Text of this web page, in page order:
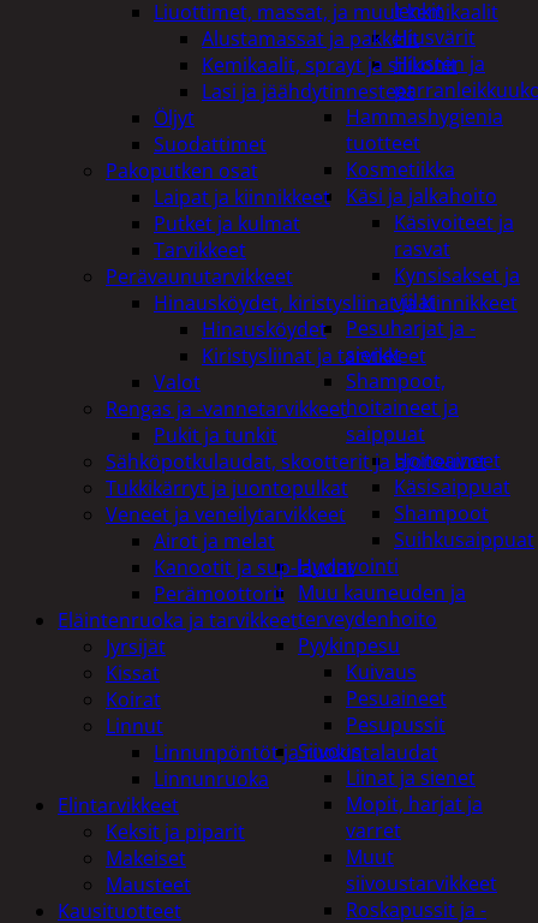
lenkit
Hiusvärit
Hiusten ja
Hammashygienia
tuotteet
Kosmetiikka
Käsi ja jalkahoito
Käsivoiteet ja
rasvat
Kynsisakset ja
viilat
Pesuharjat ja -
sienet
Shampoot,
hoitaineet ja
saippuat
Hoitoaineet
Käsisaippuat
Shampoot
Suihkusaippuat
Hyvinvointi
Muu kauneuden ja
terveydenhoito
Pyykinpesu
Kuivaus
Pesuaineet
Pesupussit
Siivous
Liinat ja sienet
Mopit, harjat ja
varret
Muut
siivoustarvikkeet
Roskapussit ja -
Liuottimet, massat, ja muut kemikaalit
Alustamassat ja pakkelit
Kemikaalit, sprayt ja silikonit
Lasi ja jäähdytinnesteet
Öljyt
Suodattimet
Pakoputken osat
Laipat ja kiinnikkeet
Putket ja kulmat
Tarvikkeet
Perävaunutarvikkeet
Hinausköydet, kiristysliinat ja kiinnikkeet
Hinausköydet
Kiristysliinat ja tarvikkeet
Valot
Rengas ja -vannetarvikkeet
Pukit ja tunkit
Sähköpotkulaudat, skootterit ja ajoneuvot
Tukkikärryt ja juontopulkat
Veneet ja veneilytarvikkeet
Airot ja melat
Kanootit ja sup-laudat
Perämoottorit
Eläintenruoka ja tarvikkeet
Jyrsijät
Kissat
Koirat
Linnut
Linnunpöntöt ja ruokintalaudat
Linnunruoka
Elintarvikkeet
Keksit ja piparit
Makeiset
Mausteet
Kausituotteet